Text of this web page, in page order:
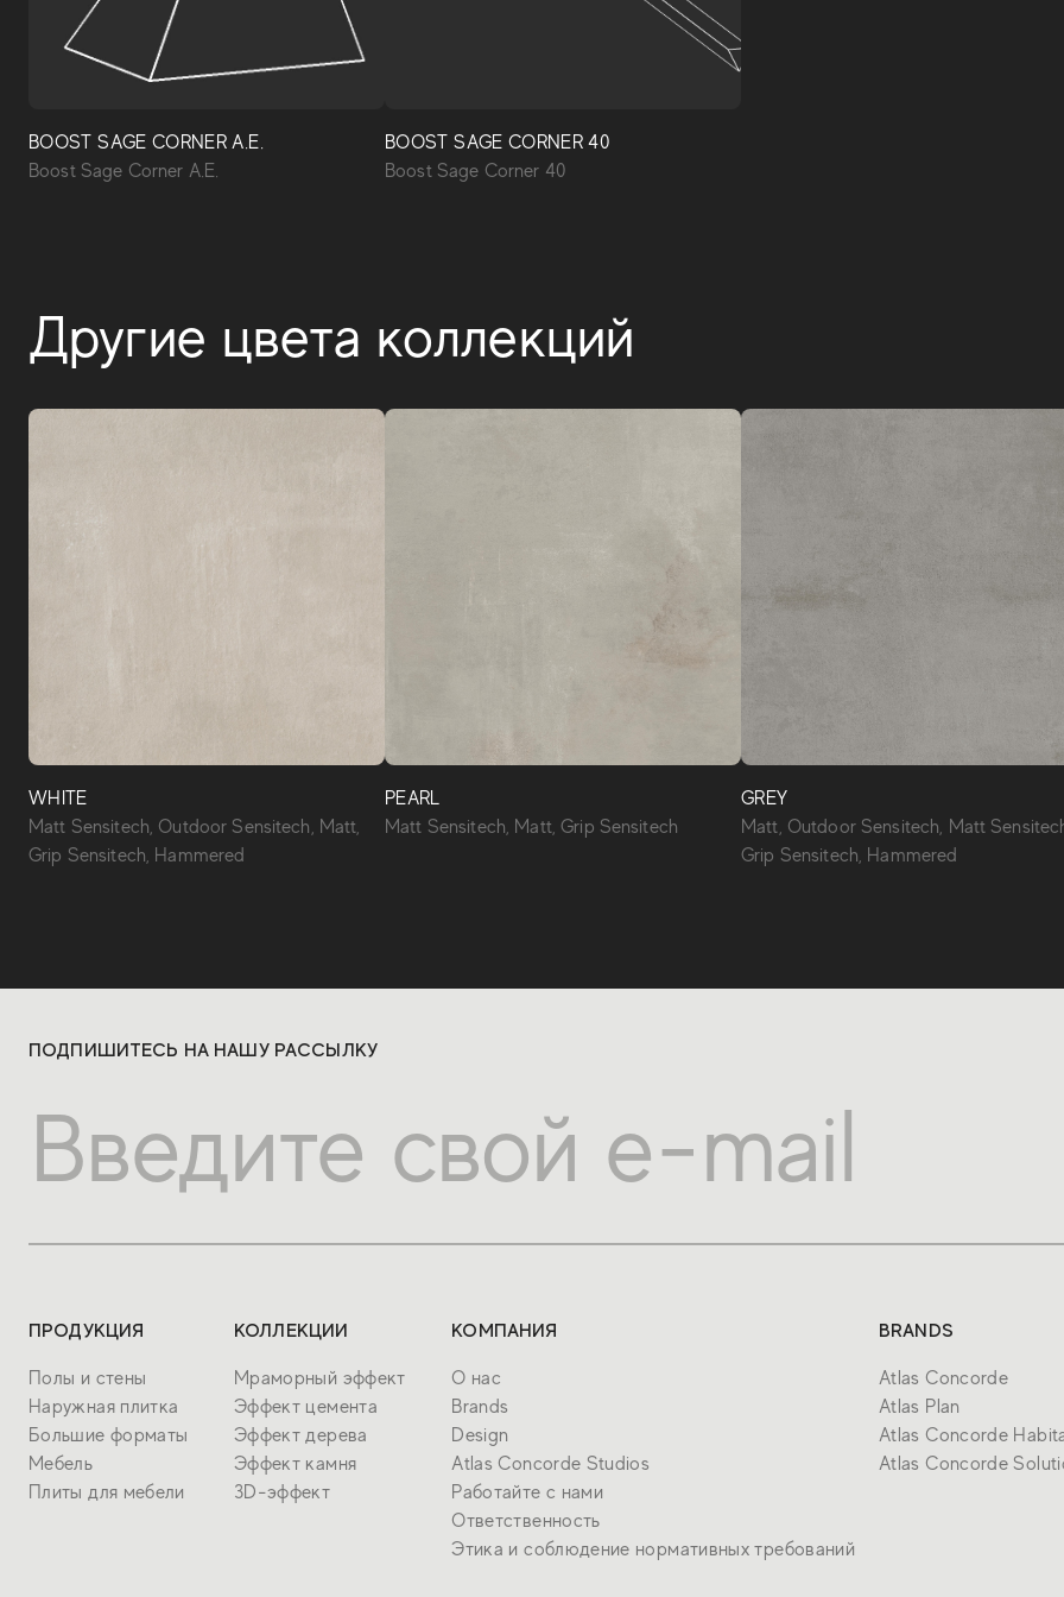
BOOST SAGE CORNER A.E.
Boost Sage Corner A.E.
BOOST SAGE CORNER 40
Boost Sage Corner 40
Другие цвета коллекций
WHITE
Matt Sensitech, Outdoor Sensitech, Matt,
Grip Sensitech, Hammered
PEARL
Matt Sensitech, Matt, Grip Sensitech
GREY
Matt, Outdoor Sensitech, Matt
Grip Sensitech, Hammered
ПОДПИШИТЕСЬ НА НАШУ РАССЫЛКУ
ПРОДУКЦИЯ
Полы и стены
Наружная плитка
Большие форматы
Мебель
Плиты для мебели
КОЛЛЕКЦИИ
Мраморный эффект
Эффект цемента
Эффект дерева
Эффект камня
3D-эффект
КОМПАНИЯ
О нас
Brands
Design
Atlas Concorde Studios
Работайте с нами
Ответственность
Этика и соблюдение нормативных требований
BRANDS
Atlas Concorde
Atlas Plan
Atlas Concorde
Atlas Concorde